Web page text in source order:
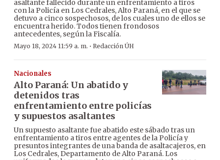
asaltante fallecido durante un enfrentamiento a tiros
con la Policía en Los Cedrales, Alto Paraná, en el que se
detuvo a cinco sospechosos, de los cuales uno de ellos se
encuentra herido. Todos tienen frondosos
antecedentes, según la Fiscalía.
Mayo 18, 2024 11:59 a. m. · Redacción ÚH
Nacionales
Alto Paraná: Un abatido y
detenidos tras
enfrentamiento entre policías
y supuestos asaltantes
Un supuesto asaltante fue abatido este sábado tras un
enfrentamiento a tiros entre agentes de la Policía y
presuntos integrantes de una banda de asaltacajeros, en
Los Cedrales, Departamento de Alto Paraná. Los